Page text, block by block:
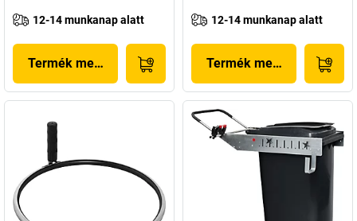
12-14 munkanap alatt
Termék megjelenítése
12-14 munkanap alatt
Termék megjelenítése